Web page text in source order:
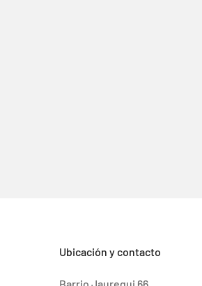
Ubicación y contacto